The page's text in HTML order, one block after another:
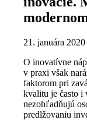
21. januára 2020
O inovatívne
v praxi však
faktorom pri
kvalitu je často i
nezohľadňujú
predlžovaniu